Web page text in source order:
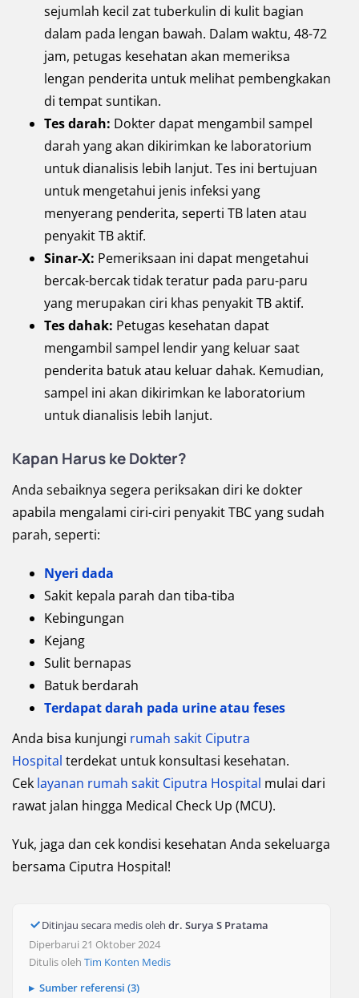
sejumlah kecil zat tuberkulin di kulit bagian
dalam pada lengan bawah. Dalam waktu, 48-72
jam, petugas kesehatan akan memeriksa
lengan penderita untuk melihat pembengkakan
di tempat suntikan.
Tes darah: Dokter dapat mengambil sampel
darah yang akan dikirimkan ke laboratorium
untuk dianalisis lebih lanjut. Tes ini bertujuan
untuk mengetahui jenis infeksi yang
menyerang penderita, seperti TB laten atau
penyakit TB aktif.
Sinar-X: Pemeriksaan ini dapat mengetahui
bercak-bercak tidak teratur pada paru-paru
yang merupakan ciri khas penyakit TB aktif.
Tes dahak: Petugas kesehatan dapat
mengambil sampel lendir yang keluar saat
penderita batuk atau keluar dahak. Kemudian,
sampel ini akan dikirimkan ke laboratorium
untuk dianalisis lebih lanjut.
Kapan Harus ke Dokter?
Anda sebaiknya segera periksakan diri ke dokter
apabila mengalami ciri-ciri penyakit TBC yang sudah
parah, seperti:
Nyeri dada
Sakit kepala parah dan tiba-tiba
Kebingungan
Kejang
Sulit bernapas
Batuk berdarah
Terdapat darah pada urine atau feses
Anda bisa kunjungi rumah sakit Ciputra
Hospital terdekat untuk konsultasi kesehatan.
Cek layanan rumah sakit Ciputra Hospital mulai dari
rawat jalan hingga Medical Check Up (MCU).
Yuk, jaga dan cek kondisi kesehatan Anda sekeluarga
bersama Ciputra Hospital!
Ditinjau secara medis oleh dr. Surya S Pratama
Diperbarui 21 Oktober 2024
Ditulis oleh Tim Konten Medis
Sumber referensi (3)